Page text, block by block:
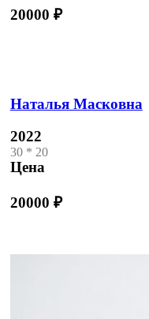
20000 ₽
Наталья Масковна
2022
30 * 20
Цена
20000 ₽